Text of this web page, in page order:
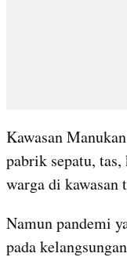
Kawasan
pabrik sepatu,
warga di kawasan
Namun pandemi
pada